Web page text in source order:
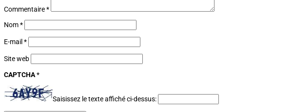
Commentaire*
Nom*
E-mail *
Site web
CAPTCHA*
Saisissez le texte affiché ci-dessus: